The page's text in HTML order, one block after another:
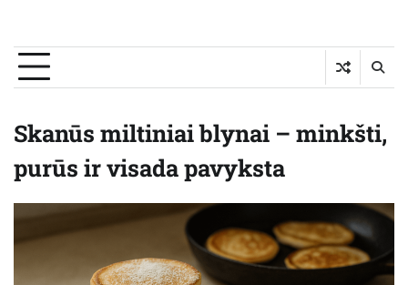
Skanūs miltiniai blynai – minkšti,
purūs ir visada pavyksta